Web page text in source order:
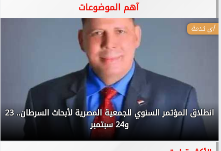
آهم الموضوعات
أي خدمة
انطلاق المؤتمر السنوي للجمعية المصرية لأبحاث السرطان.. 23
و24 سبتمبر